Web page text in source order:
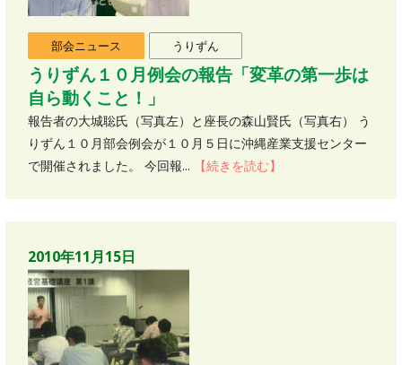
部会ニュース うりずん
うりずん１０月例会の報告「変革の第一歩は
自ら動くこと！」
報告者の大城聡氏（写真左）と座長の森山賢氏（写真右） う
りずん１０月部会例会が１０月５日に沖縄産業支援センター
で開催されました。 今回報...
【続きを読む】
2010年11月15日